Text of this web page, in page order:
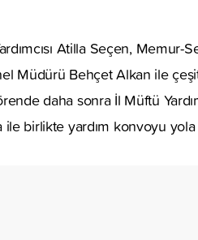
Atilla Seçen, Memur-
Müdürü Behçet Alkan ile
daha sonra İl Müftü
birlikte yardım konvoyu yola